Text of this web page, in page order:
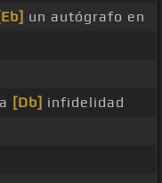
un autógrafo en
[Db] infidelidad